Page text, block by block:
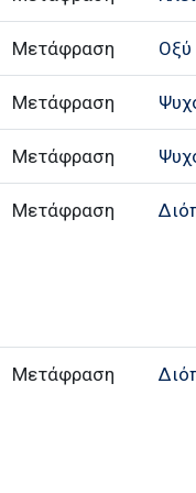
Μετάφραση Οξύ
Μετάφραση
Μετάφραση
Μετάφραση
Μετάφραση